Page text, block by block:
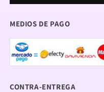
BK-
BK-
MEDIOS DE PAGO
CONTRA-ENTREGA